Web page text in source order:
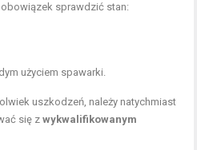
sprawdzić stan:
użyciem spawarki.
uszkodzeń, należy natychmiast
się zwykwalifikowanym